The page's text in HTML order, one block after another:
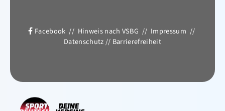
Facebook // Hinweis nach VSBG // Impressum //
Datenschutz// Barrierefreiheit